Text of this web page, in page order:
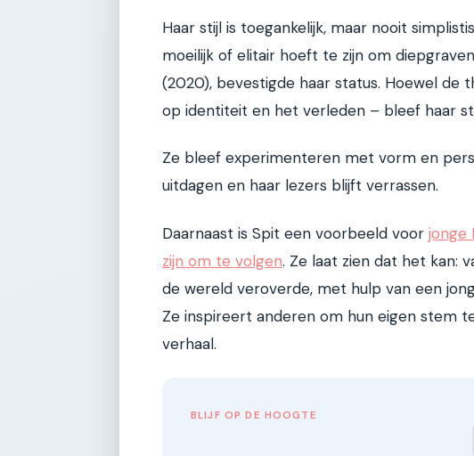
Haar stijl is toegankelijk, maar nooit
moeilijk of elitair hoeft te zijn om
(2020), bevestigde haar status. Hoewel de
op identiteit en het verleden – bleef haar
Ze bleef experimenteren met vorm en
uitdagen en haar lezers blijft verrassen.
Daarnaast is Spit een voorbeeld voor jonge
zijn om te volgen. Ze laat zien dat het kan:
de wereld veroverde, met hulp van een
Ze inspireert anderen om hun eigen stem
verhaal.
BLIJF OP DE HOOGTE